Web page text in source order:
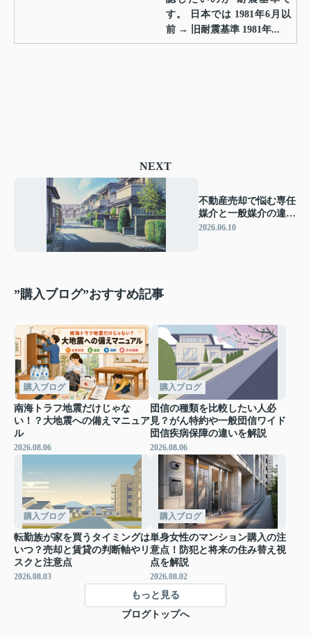
す。 日本では 1981年6月以
前 → 旧耐震基準 1981年...
NEXT
不動産売却で悩む専任
媒介と一般媒介の違い
は？メリットデメリッ
2026.06.10
”購入ブログ”おすすめ記事
購入ブログ
南海トラフ地震だけじゃな
い！？大地震への備えマニュア
ル
2026.08.06
購入ブログ
団信の種類を比較したい人必
見？がん特約や一般団信ワイド
団信疾病保障の違いを解説
2026.08.06
購入ブログ
転勤族が家を買うタイミングは
いつ？売却と賃貸の判断軸やリ
スクと注意点
2026.08.03
購入ブログ
単身女性のマンション購入の注
意点！防犯と将来の住み替え視
点を解説
2026.08.02
もっと見る
ブログトップへ